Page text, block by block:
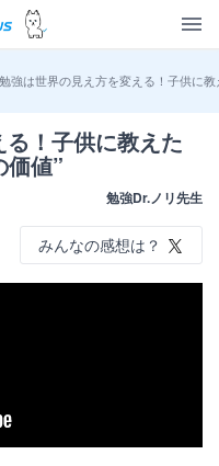
勉強は世界の見え方を変える！子供に
！子供に教えた
価値”
勉強Dr.ノリ先生
みんなの感想は？